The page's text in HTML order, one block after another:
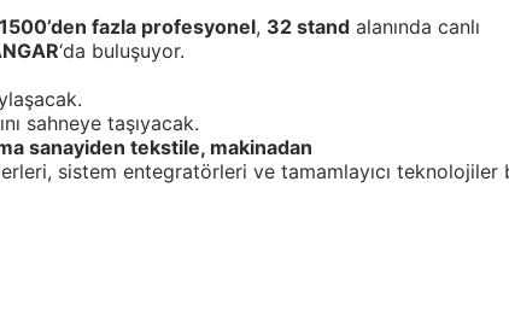
1500’den fazla profesyonel, 32 stand alanında canlı
‘da buluşuyor.
sahneye taşıyacak.
sanayiden tekstile, makinadan
sistem entegratörleri ve tamamlayıcı teknolojiler